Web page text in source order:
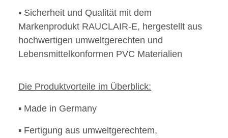
▪ Sicherheit und Qualität mit dem
Markenprodukt RAUCLAIR-E, hergestellt aus
hochwertigen umweltgerechten und
Lebensmittelkonformen PVC Materialien
Die Produktvorteile im Überblick:
▪ Made in Germany
▪ Fertigung aus umweltgerechtem,